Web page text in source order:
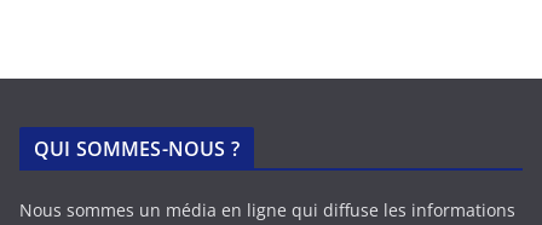
QUI SOMMES-NOUS ?
Nous sommes un média en ligne qui diffuse les informations